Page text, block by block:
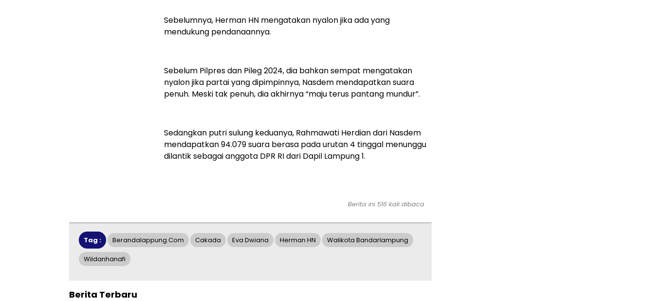
Sebelumnya, Herman HN mengatakan nyalon jika ada yang
mendukung pendanaannya.
Sebelum Pilpres dan Pileg 2024, dia bahkan sempat mengatakan
nyalon jika partai yang dipimpinnya, Nasdem mendapatkan suara
penuh. Meski tak penuh, dia akhirnya “maju terus pantang mundur”.
Sedangkan putri sulung keduanya, Rahmawati Herdian dari Nasdem
mendapatkan 94.079 suara berasa pada urutan 4 tinggal menunggu
dilantik sebagai anggota DPR RI dari Dapil Lampung 1.
Berita ini 516 kali dibaca
Tag : Berandalappung.com Cakada Eva Dwiana Herman HN Walikota Bandarlampung
Wildanhanafi
Berita Terbaru